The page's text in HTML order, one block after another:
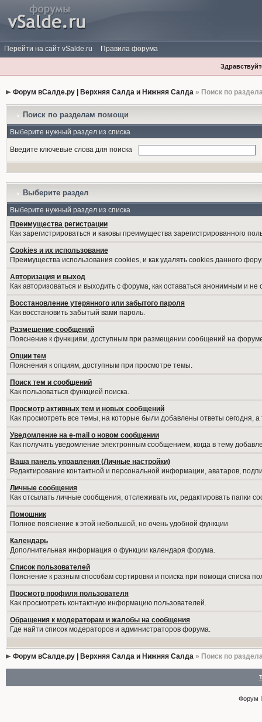
Перейти на сайт vSalde.ru Правила форума
Форум вСалде.ру | Верхняя Салда и Нижняя Салда» Поиск по
Поиск по разделам помощи
Выберите нужный раздел из списка
Введите ключевые слова для поиска
Выберите раздел
Выберите нужный раздел из списка
Преимущества регистрации
Как зарегистрироваться и каковы преимущества зарегистрированного
Cookies и их использование
Преимущества использования cookies, и как удалять cookies данного
Авторизация и выход
Как авторизоваться и выходить с форума, как оставаться анонимным и
Восстановление утерянного или забытого пароля
Как восстановить забытый вами пароль.
Размещение сообщений
Пояснение к функциям, доступным при размещении сообщений на
Опции тем
Пояснения к опциям, доступным при просмотре темы.
Поиск тем и сообщений
Как пользоваться функцией поиска.
Просмотр активных тем и новых сообщений
Как просмотреть все темы, на которые были добавлены ответы сегодня,
Уведомление на е-mail о новом сообщении
Как получить уведомление электронным сообщением, когда в тему
Ваша панель управления (Личные настройки)
Редактирование контактной и персональной информации, аватаров,
Личные сообщения
Как отсылать личные сообщения, отслеживать их, редактировать папки
Помошник
Полное пояснение к этой небольшой, но очень удобной функции
Календарь
Дополнительная информация о функции календаря форума.
Список пользователей
Пояснение к разным способам сортировки и поиска при помощи списка
Просмотр профиля пользователя
Как просмотреть контактную информацию пользователей.
Обращения к модераторам и жалобы на сообщения
Где найти список модераторов и администраторов форума.
Форум вСалде.ру | Верхняя Салда и Нижняя Салда» Поиск по
Форум